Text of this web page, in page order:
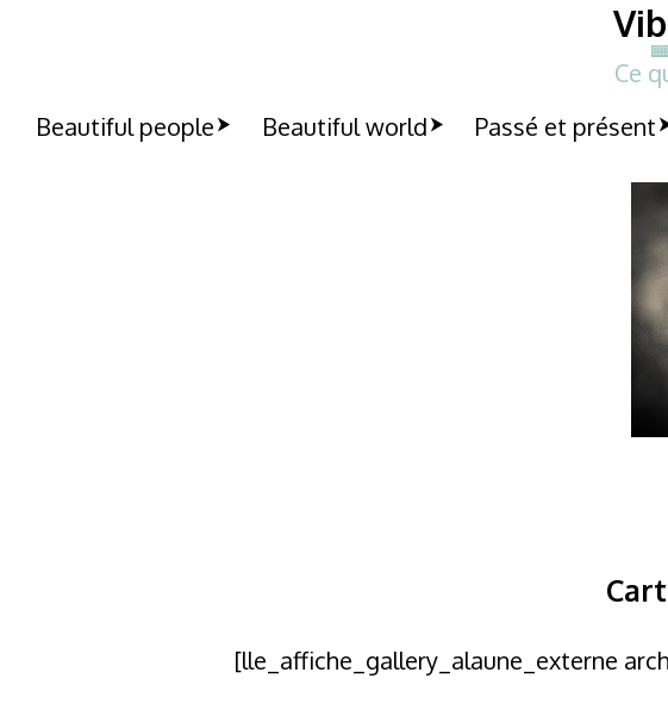
Ce
Beautiful people
Beautiful world Passé et présent
[lle_affiche_gallery_alaune_externe